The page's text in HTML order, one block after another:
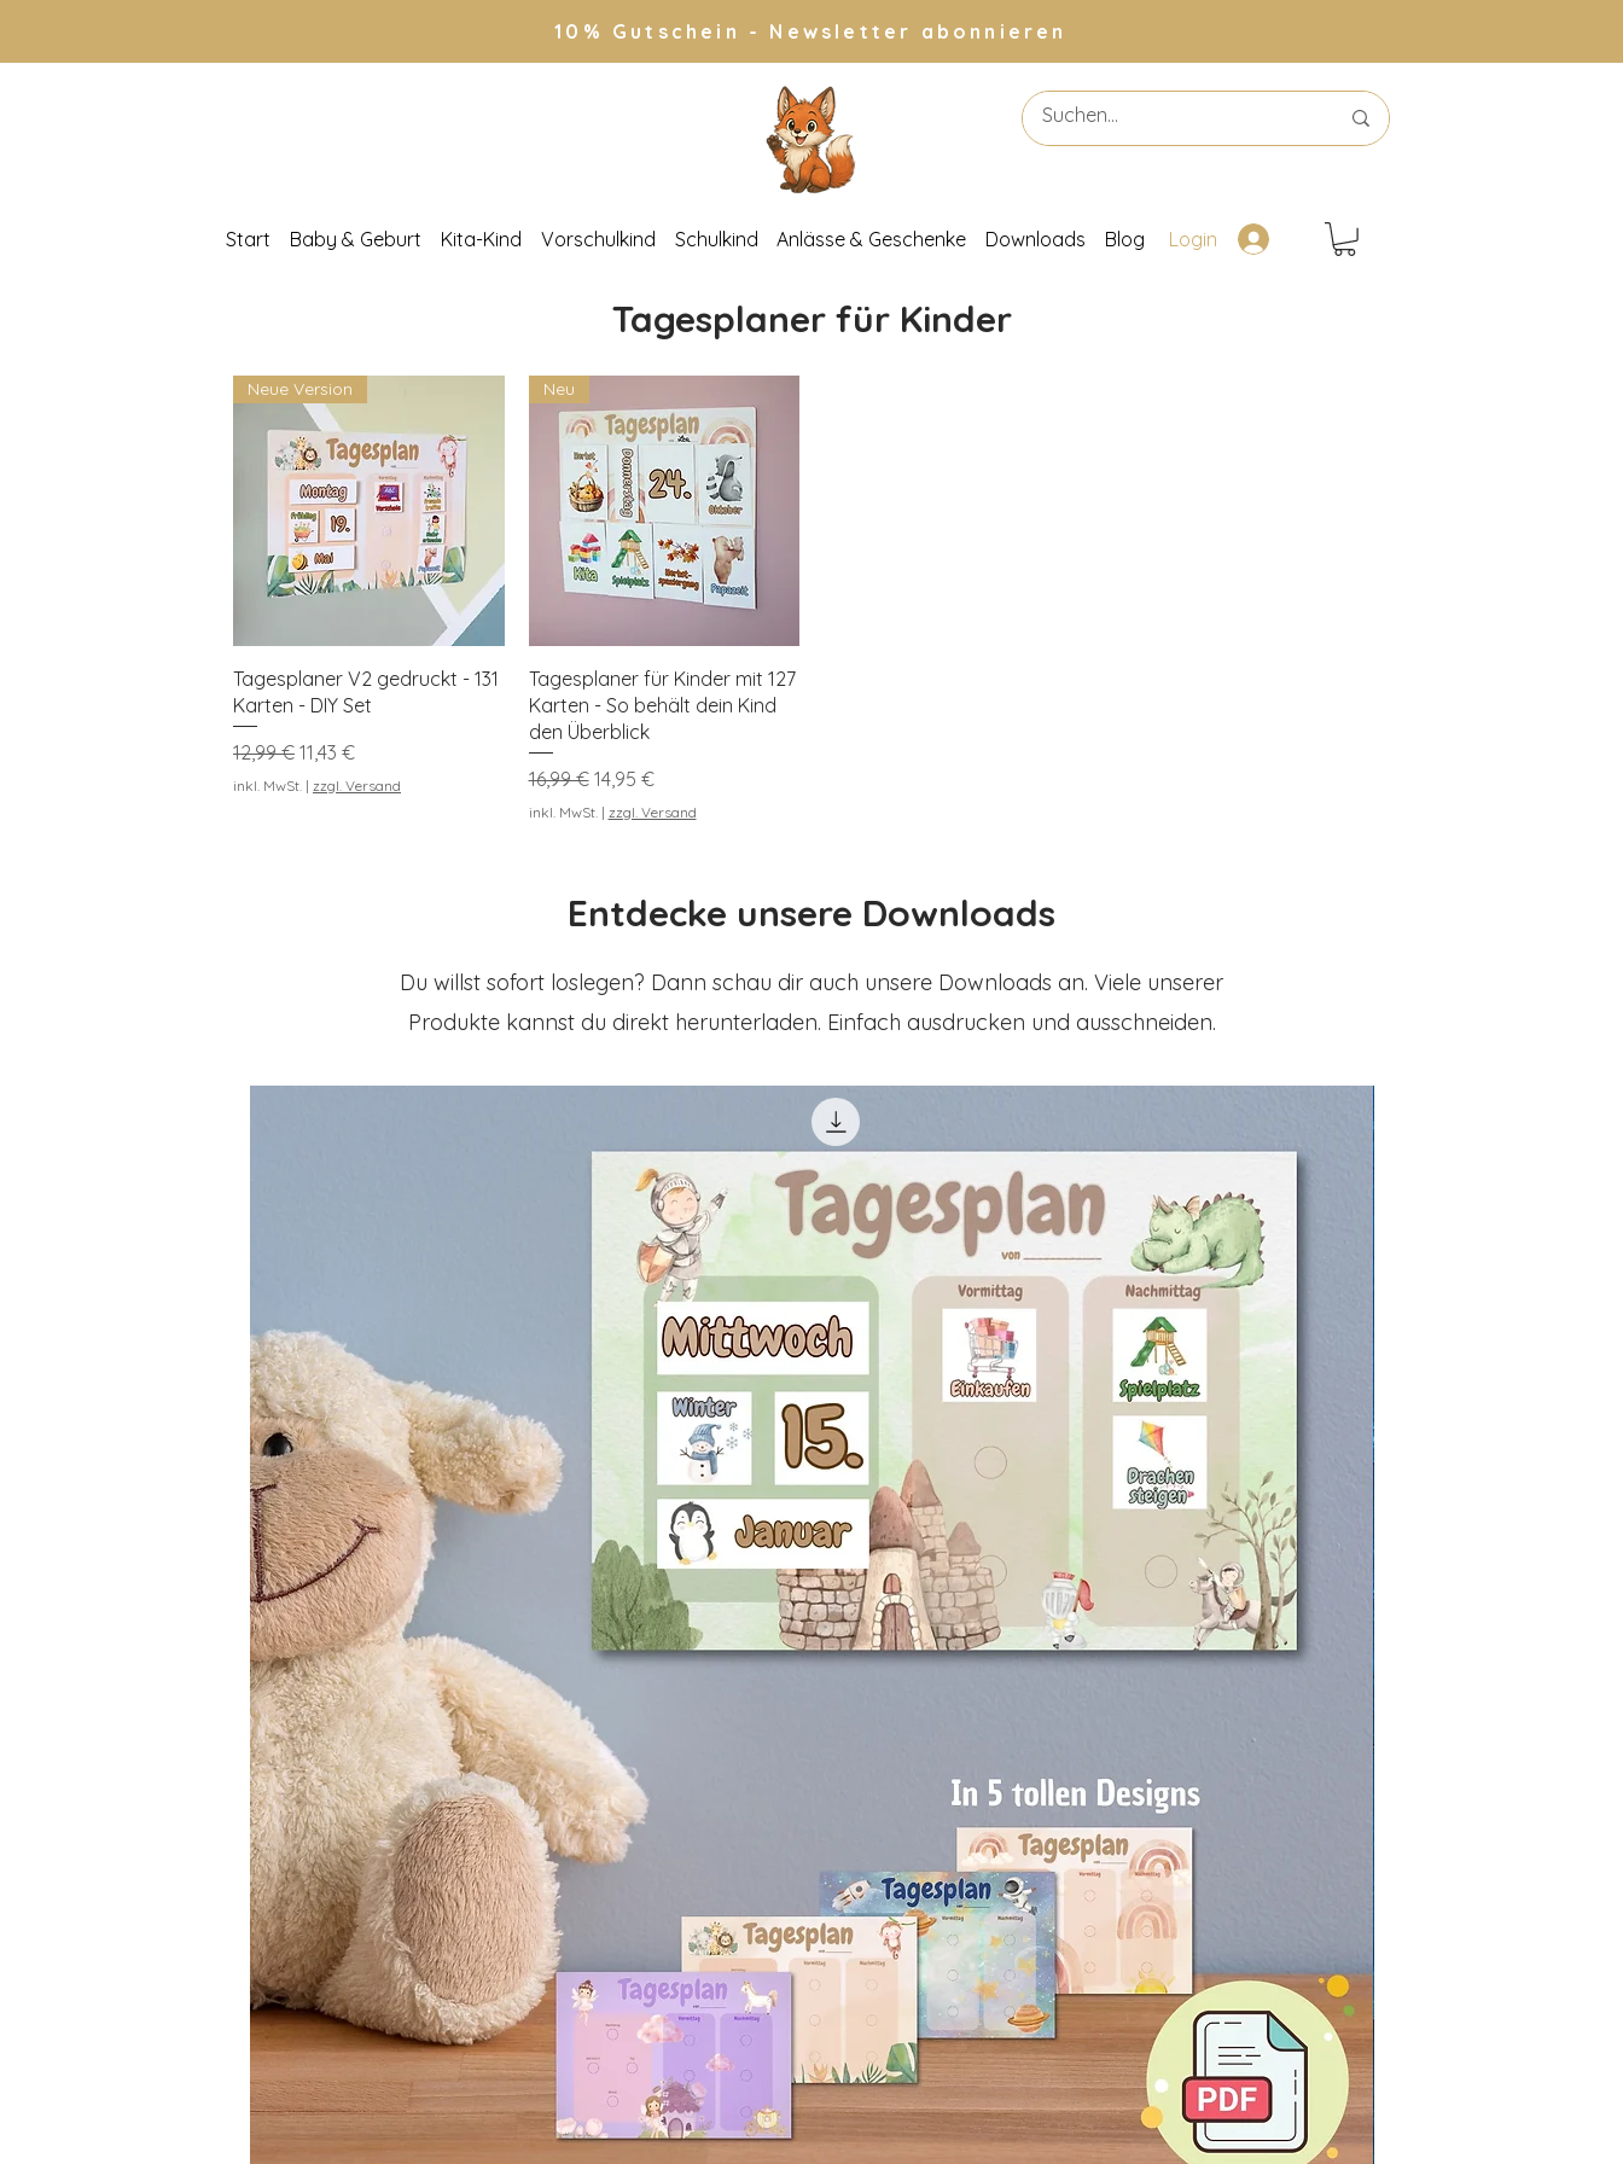
10% Gutschein - Newsletter abonnieren
Start Baby & Geburt Kita-Kind Vorschulkind Schulkind Anlässe & Geschenke Downloads Blog Login
Tagesplaner für Kinder
Schnellansicht
Neue Version
Tagesplaner V2 gedruckt - 131
Karten - DIY Set
Standardpreis
12,99 € Sale-Preis
11,43 €
inkl. MwSt. | zzgl. Versand
Schnellansicht
Neu
Tagesplaner für Kinder mit 127
Karten - So behält dein Kind
den Überblick
Standardpreis
16,99 € Sale-Preis
14,95 €
inkl. MwSt.| zzgl. Versand
Entdecke unsere Downloads
Du willst sofort loslegen? Dann schau dir auch unsere Downloads an. Viele unserer
Produkte kannst du direkt herunterladen. Einfach ausdrucken und ausschneiden.